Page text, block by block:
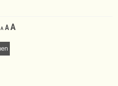
A
Decrease
font
AReset
size.
AIncrease